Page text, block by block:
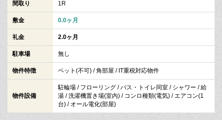
間取り 1R
敷金 0.0ヶ月
礼金 2.0ヶ月
駐車場 無し
物件特徴 ペット(不可) / 角部屋 / IT重税対応物件
物件設備
駐輪場 / フローリング / バス・トイレ同室 / シャワー / 給
湯 / 洗濯機置き場(室内) / コンロ種類(電気) / エアコン(1
台) / オール電化(部屋)